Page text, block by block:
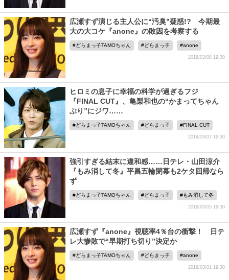
広瀬すず演じる主人公に“汚臭”疑惑!? 今期最
大の大コケ『anone』の敗因を考察する
どらまっ子TAMOちゃん どらまっ子 anone
2018/03/08 19:30
ヒロミの息子に幸福の科学が過ぎるフジ
『FINAL CUT』、亀梨和也の“かまってちゃん
ぶり”にジワ……
どらまっ子TAMOちゃん どらまっ子 FINAL CUT
2018/03/07 19:30
強引すぎる結末に違和感……日テレ・山田涼介
『もみ消して冬』平昌五輪閉幕も2ケタ回帰なら
ず
どらまっ子TAMOちゃん どらまっ子 もみ消して冬
2018/03/05 19:30
広瀬すず『anone』視聴率4％台の衝撃！ 日テ
レ大惨敗で“早期打ち切り”決定か
どらまっ子TAMOちゃん どらまっ子 anone
2018/03/01 19:30